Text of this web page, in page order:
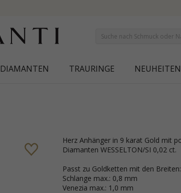
DIAMANTEN TRAURINGE NEUHEITEN
Herz Anhänger in 9 karat Gold mit polierter Oberfläche und 3 Brillantschliff
Diamanten WESSELTON/SI 0,02 ct.
Passt zu Goldketten mit den Breiten:
Schlange max.: 0,8 mm
Venezia max.: 1,0 mm